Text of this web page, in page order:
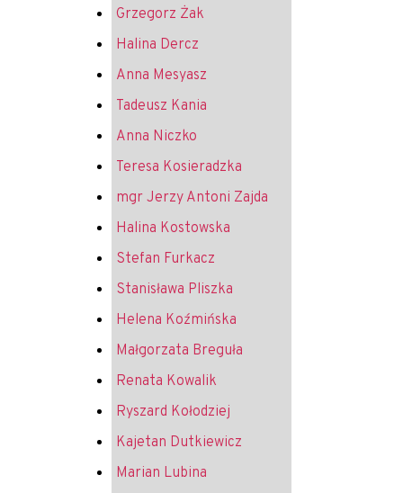
Grzegorz Żak
Halina Dercz
Anna Mesyasz
Tadeusz Kania
Anna Niczko
Teresa Kosieradzka
mgr Jerzy Antoni Zajda
Halina Kostowska
Stefan Furkacz
Stanisława Pliszka
Helena Koźmińska
Małgorzata Breguła
Renata Kowalik
Ryszard Kołodziej
Kajetan Dutkiewicz
Marian Lubina